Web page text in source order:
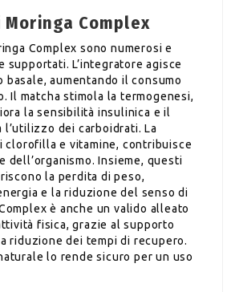
Complex
Complex sono numerosi e
supportati. L’integratore agisce
basale, aumentando il consumo
Il matcha stimola la termogenesi,
la sensibilità insulinica e il
dei carboidrati. La
clorofilla e vitamine, contribuisce
dell’organismo. Insieme, questi
la perdita di peso,
e la riduzione del senso di
è anche un valido alleato
fisica, grazie al supporto
riduzione dei tempi di recupero.
lo rende sicuro per un uso